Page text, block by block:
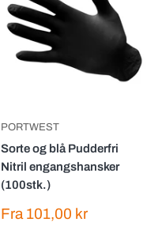
PORTWEST
Sorte og blå Pudderfri
Nitril engangshansker
(100stk.)
Salgspris
Fra 101,00 kr